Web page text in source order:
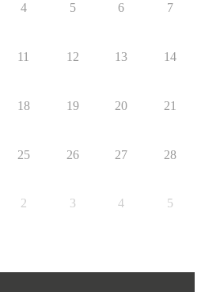
4 5 6 7
11 12 13 14
18 19 20 21
25 26 27 28
2 3 4 5